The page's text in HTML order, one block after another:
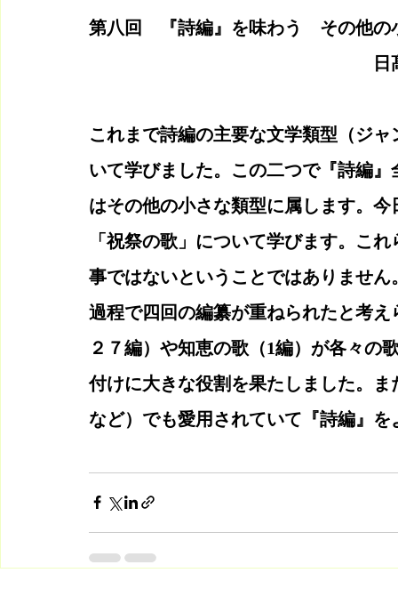
第八回　『詩編』を味わう　その他の
日髙嘉彦　北星学
これまで詩編の主要な文学類型（ジ
いて学びました。この二つで『詩編
はその他の小さな類型に属します。
「祝祭の歌」について学びます。こ
事ではないということではありませ
過程で四回の編纂が重ねられたと考
２７編）や知恵の歌（1編）が各々の
付けに大きな役割を果たしました。
など）でも愛用されていて『詩編』